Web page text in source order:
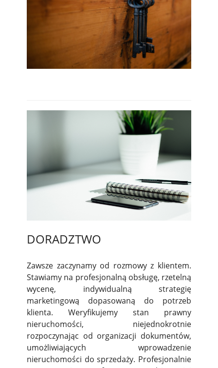
DORADZTWO
Zawsze zaczynamy od rozmowy z klientem.
Stawiamy na profesjonalną obsługę, rzetelną
wycenę, indywidualną strategię
marketingową dopasowaną do potrzeb
klienta. Weryfikujemy stan prawny
nieruchomości, niejednokrotnie
rozpoczynając od organizacji dokumentów,
umożliwiających wprowadzenie
nieruchomości do sprzedaży. Profesjonalnie